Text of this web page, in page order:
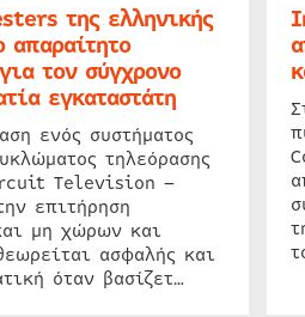
της ελληνικής
απαραίτητο
τον σύγχρονο
εγκαταστάτη
ενός συστήματος
τηλεόρασης
Television –
επιτήρηση
μη χώρων και
ασφαλής και
όταν βασίζετ…